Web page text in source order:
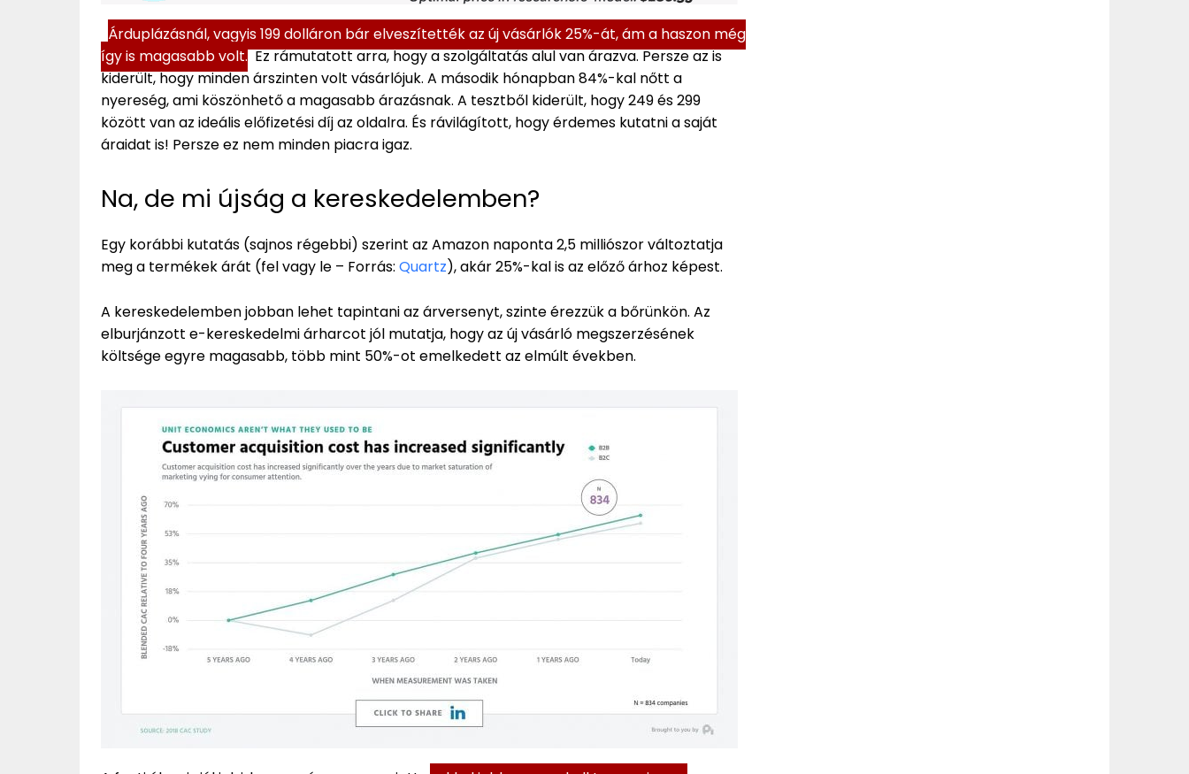
Árduplázásnál, vagyis 199 dolláron bár elveszítették az új vásárlók 25%-át, ám a haszon még
így is magasabb volt. Ez rámutatott arra, hogy a szolgáltatás alul van árazva. Persze az is
kiderült, hogy minden árszinten volt vásárlójuk. A második hónapban 84%-kal nőtt a
nyereség, ami köszönhető a magasabb árazásnak. A tesztből kiderült, hogy 249 és 299
között van az ideális előfizetési díj az oldalra. És rávilágított, hogy érdemes kutatni a saját
áraidat is! Persze ez nem minden piacra igaz.
Na, de mi újság a kereskedelemben?
Egy korábbi kutatás (sajnos régebbi) szerint az Amazon naponta 2,5 milliószor változtatja
meg a termékek árát (fel vagy le – Forrás: Quartz), akár 25%-kal is az előző árhoz képest.
A kereskedelemben jobban lehet tapintani az árversenyt, szinte érezzük a bőrünkön. Az
elburjánzott e-kereskedelmi árharcot jól mutatja, hogy az új vásárló megszerzésének
költsége egyre magasabb, több mint 50%-ot emelkedett az elmúlt években.